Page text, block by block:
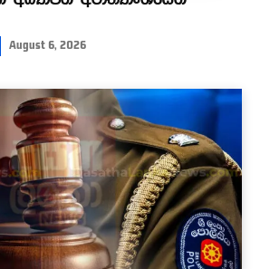
August 6, 2026